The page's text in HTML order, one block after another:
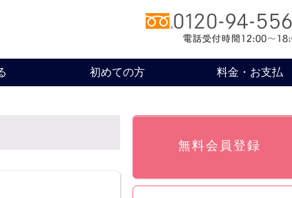
初めての方 料金・お支払
無料会員登録